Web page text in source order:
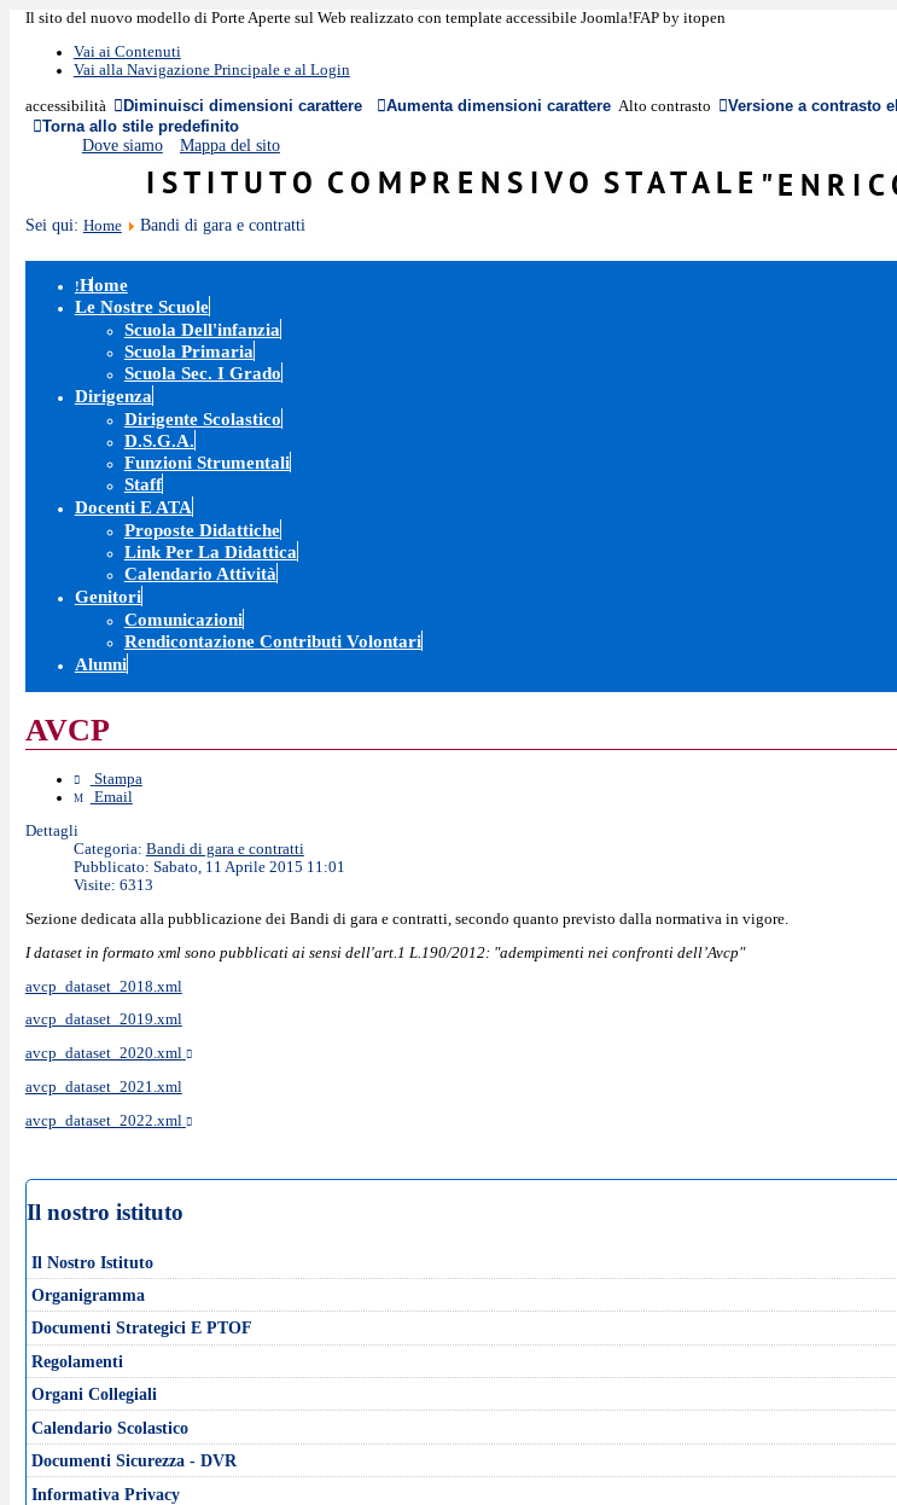
Il sito del nuovo modello di Porte Aperte sul Web realizzato con template accessibile Joomla!FAP by itopen
Vai ai Contenuti
Vai alla Navigazione Principale e al Login
accessibilità Diminuisci dimensioni carattere Aumenta dimensioni carattere Alto contrasto Versione a contrasto
Torna allo stile predefinito
Dove siamo Mappa del sito
Sei qui: Home Bandi di gara e contratti
Home
Le Nostre Scuole
Scuola Dell'infanzia
Scuola Primaria
Scuola Sec. I Grado
Dirigenza
Dirigente Scolastico
D.S.G.A.
Funzioni Strumentali
Staff
Docenti E ATA
Proposte Didattiche
Link Per La Didattica
Calendario Attività
Genitori
Comunicazioni
Rendicontazione Contributi Volontari
Alunni
AVCP
Stampa
Email
Dettagli
Categoria: Bandi di gara e contratti
Pubblicato: Sabato, 11 Aprile 2015 11:01
Visite: 6313
Sezione dedicata alla pubblicazione dei Bandi di gara e contratti, secondo quanto previsto dalla normativa in vigore.
I dataset in formato xml sono pubblicati ai sensi dell'art.1 L.190/2012: "adempimenti nei confronti dell’Avcp"
avcp_dataset_2018.xml
avcp_dataset_2019.xml
avcp_dataset_2020.xml
avcp_dataset_2021.xml
avcp_dataset_2022.xml
Il nostro istituto
Il Nostro Istituto
Organigramma
Documenti Strategici E PTOF
Regolamenti
Organi Collegiali
Calendario Scolastico
Documenti Sicurezza - DVR
Informativa Privacy